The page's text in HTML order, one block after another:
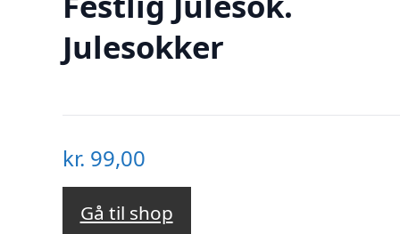
Julesokker
kr. 99,00
Gå til shop